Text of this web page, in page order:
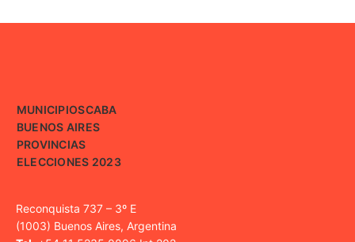
MUNICIPIOSCABA
BUENOS AIRES
PROVINCIAS
ELECCIONES 2023
Reconquista 737 – 3º E
(1003) Buenos Aires, Argentina